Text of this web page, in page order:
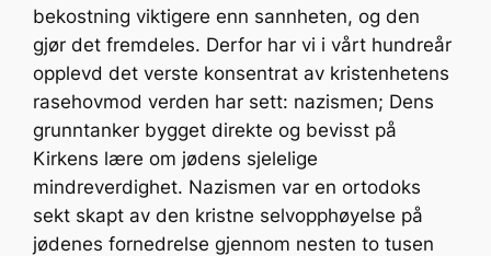
bekostning viktigere enn sannheten, og den
gjør det fremdeles. Derfor har vi i vårt hundreår
opplevd det verste konsentrat av kristenhetens
rasehovmod verden har sett: nazismen; Dens
grunntanker bygget direkte og bevisst på
Kirkens lære om jødens sjelelige
mindreverdighet. Nazismen var en ortodoks
sekt skapt av den kristne selvopphøyelse på
jødenes fornedrelse gjennom nesten to tusen